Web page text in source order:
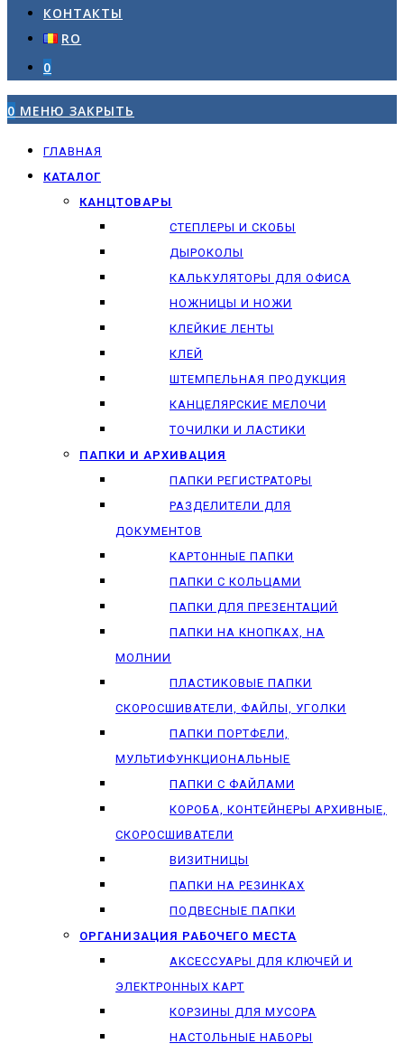
КОНТАКТЫ
RO
0
0 МЕНЮ ЗАКРЫТЬ
ГЛАВНАЯ
КАТАЛОГ
КАНЦТОВАРЫ
СТЕПЛЕРЫ И СКОБЫ
ДЫРОКОЛЫ
КАЛЬКУЛЯТОРЫ ДЛЯ ОФИСА
НОЖНИЦЫ И НОЖИ
КЛЕЙКИЕ ЛЕНТЫ
КЛЕЙ
ШТЕМПЕЛЬНАЯ ПРОДУКЦИЯ
КАНЦЕЛЯРСКИЕ МЕЛОЧИ
ТОЧИЛКИ И ЛАСТИКИ
ПАПКИ И АРХИВАЦИЯ
ПАПКИ РЕГИСТРАТОРЫ
РАЗДЕЛИТЕЛИ ДЛЯ
ДОКУМЕНТОВ
КАРТОННЫЕ ПАПКИ
ПАПКИ С КОЛЬЦАМИ
ПАПКИ ДЛЯ ПРЕЗЕНТАЦИЙ
ПАПКИ НА КНОПКАХ, НА
МОЛНИИ
ПЛАСТИКОВЫЕ ПАПКИ
СКОРОСШИВАТЕЛИ, ФАЙЛЫ, УГОЛКИ
ПАПКИ ПОРТФЕЛИ,
МУЛЬТИФУНКЦИОНАЛЬНЫЕ
ПАПКИ С ФАЙЛАМИ
КОРОБА, КОНТЕЙНЕРЫ АРХИВНЫЕ,
СКОРОСШИВАТЕЛИ
ВИЗИТНИЦЫ
ПАПКИ НА РЕЗИНКАХ
ПОДВЕСНЫЕ ПАПКИ
ОРГАНИЗАЦИЯ РАБОЧЕГО МЕСТА
АКСЕССУАРЫ ДЛЯ КЛЮЧЕЙ И
ЭЛЕКТРОННЫХ КАРТ
КОРЗИНЫ ДЛЯ МУСОРА
НАСТОЛЬНЫЕ НАБОРЫ